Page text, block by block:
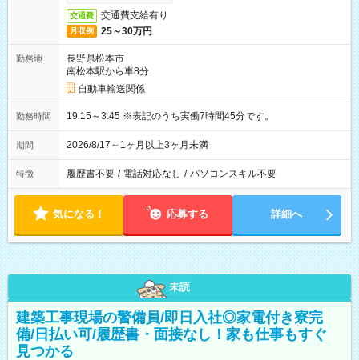
交通費 交通費支給有り
月収例 25～30万円
勤務地
長野県松本市
南松本駅から車8分
自動車輸送関係
勤務時間 19:15～3:45 ※表記のうち実働7時間45分です。
期間 2026/8/17～1ヶ月以上3ヶ月未満
特徴 履歴書不要 / 電話対応なし / パソコンスキル不要
気になる！ 応募する 詳細へ
未読
建築工事現場の警備員/即日入社◎家電付き寮完
備/日払い可/履歴書・面接なし！家も仕事もすぐ
見つかる